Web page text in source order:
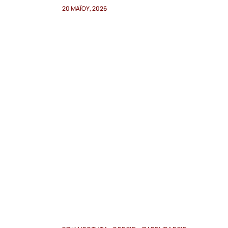
20 ΜΑΪ́ΟΥ, 2026